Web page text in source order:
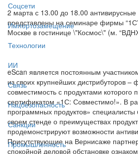
Соцсети
Импортозамещение
Технологии
ИИ
Связь
Нацбезопасность
Санкции
Промышленность
2 марта с 13.00 до 18.00
представлены на семинаре фирмы
Москве в гостинице \"Космос\" (м.
eScan является постоянным
из своих крупнейших дистрибуторов
совместимость с продуктами которого
сертификатом «1С: Совместимо!». В
программных продуктов» специалисты
своем стенде о преимуществах
продемонстрируют возможности
Присутствующие на Вернисаже
спокойной деловой обстановке